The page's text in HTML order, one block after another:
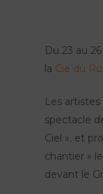
Du 23 au
la Cie du
Les
spectacle
Ciel », et
chantier »
devant le